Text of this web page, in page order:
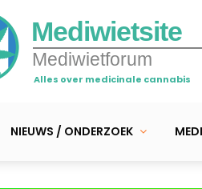
Mediwietsite
Mediwietforum
Alles over medicinale cannabis
NIEUWS / ONDERZOEK